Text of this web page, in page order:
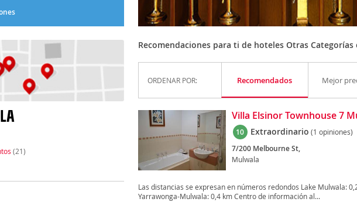
(21)
Recomendaciones para ti de hoteles Otras Categorías
ORDENAR POR: Recomendados Mejor
Villa Elsinor Townhouse 7
10 Extraordinario (1 opiniones)
7/200 Melbourne St,
Mulwala
Las distancias se expresan en números redondos Lake Mulwala:
Yarrawonga-Mulwala: 0,4 km Centro de información al...